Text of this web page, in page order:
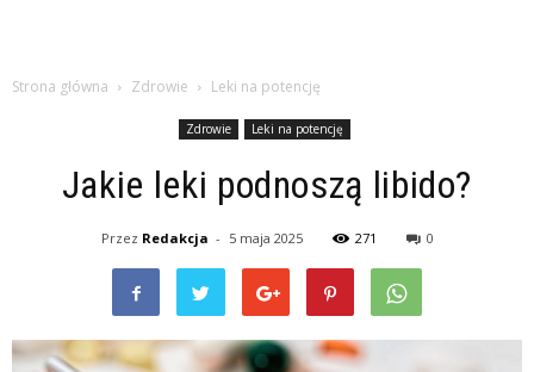
Strona główna Zdrowie Leki na potencję
Zdrowie Leki na potencję
Jakie leki podnoszą libido?
Przez Redakcja - 5 maja 2025 271 0